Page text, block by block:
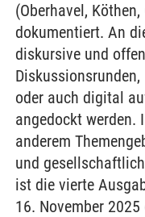
(Oberhavel,
dokumentiert. An
diskursive und
oder auch digital
angedockt werden.
anderem
und
ist die vierte
16. November